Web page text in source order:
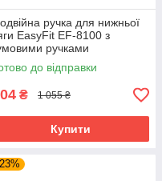
ручка для нижньої
EasyFit EF-8100 з
ручками
до відправки
₴ 1 055 ₴
Купити